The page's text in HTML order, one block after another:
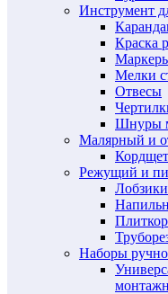
Инструмент
Краска
Мелки
Отвесы
Шнуры
Малярный и
Режущий и
Наборы